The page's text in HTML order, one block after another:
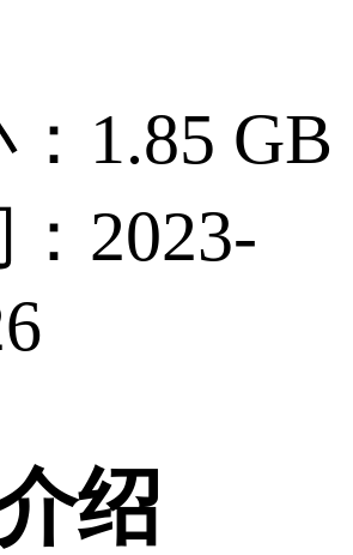
1.85 GB
2023-
绍